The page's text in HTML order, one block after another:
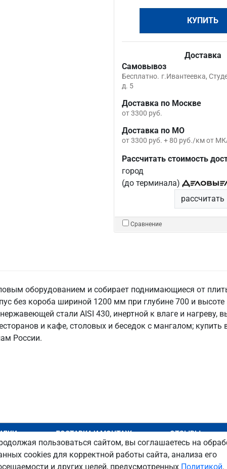
КУПИТЬ
Доставка
Самовывоз
Бесплатно. г.Ивантеевка,
д. 5
Доставка по Москве
от 3300 руб.
Доставка по МО
от 3300 руб. + 80 руб./км от
Рассчитать стоимость
город
(до терминала)
рассчитать
Сравнение
оборудованием и собирает поднимающиеся от
без короба шириной 1200 мм при глубине 700 и
стали AISI 430, инертной к влаге и нагреву,
и кафе, столовых и беседок с мангалом;
России.
ДОСТАВКА И МОНТАЖ ОТЗЫВЫ
опечаткой.
пользоваться сайтом, вы соглашаетесь на
cookies для корректной работы сайта, анализа его
и других целей, предусмотренных Политикой.